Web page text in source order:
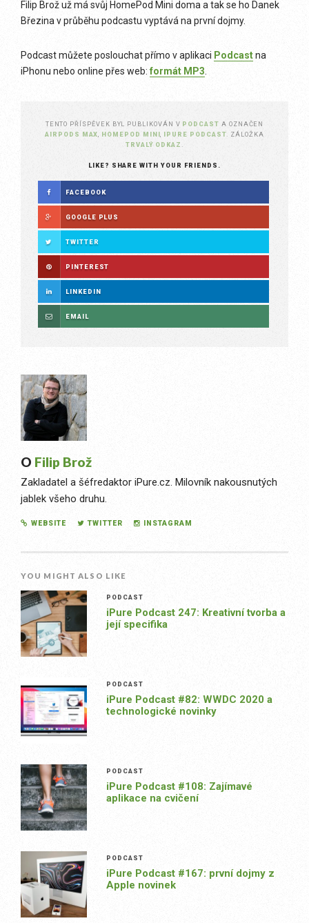
Filip Brož už má svůj HomePod Mini doma a tak se ho Danek
Březina v průběhu podcastu vyptává na první dojmy.
Podcast můžete poslouchat přímo v aplikaci Podcastna
iPhonu nebo online přes web: formát MP3.
TENTO PŘÍSPĚVEK BYL PUBLIKOVÁN V PODCAST A OZNAČEN
AIRPODS MAX, HOMEPOD MINI, IPURE PODCAST. ZÁLOŽKA
TRVALÝ ODKAZ .
LIKE? SHARE WITH YOUR FRIENDS.
FACEBOOK
GOOGLE PLUS
TWITTER
PINTEREST
LINKEDIN
EMAIL
O Filip Brož
Zakladatel a šéfredaktor iPure.cz. Milovník nakousnutých
jablek všeho druhu.
WEBSITE TWITTER INSTAGRAM
YOU MIGHT ALSO LIKE
PODCAST
iPure Podcast 247: Kreativní tvorba a
její specifika
PODCAST
iPure Podcast #82: WWDC 2020 a
technologické novinky
PODCAST
iPure Podcast #108: Zajímavé
aplikace na cvičení
PODCAST
iPure Podcast #167: první dojmy z
Apple novinek